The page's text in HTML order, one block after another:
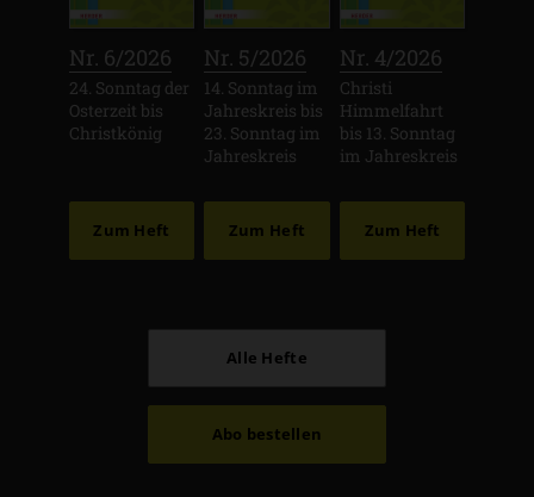
Nr. 6/2026
24. Sonntag der
Osterzeit bis
Christkönig
Zum Heft
Nr. 5/2026
14. Sonntag im
Jahreskreis bis
23. Sonntag im
Jahreskreis
Zum Heft
Nr. 4/2026
Christi
Himmelfahrt
bis 13. Sonntag
im Jahreskreis
Zum Heft
Alle Hefte
Abo bestellen